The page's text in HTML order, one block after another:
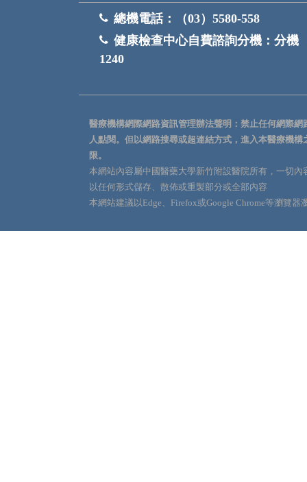
總機電話：
（03）5580-558
健康檢查中心自費諮詢分機： 分機
1240
醫療機構網際網路資訊管理辦法聲明：禁止任何網際
人點閱。但以網路搜尋或超連結方式，進入本醫療機
限。
本網站內容屬中國醫藥大學新竹附設醫院所有，一切
以任何形式儲存、散佈或重製部分或全部內容
本網站建議以Edge、Firefox或Google Chrome等瀏覽器